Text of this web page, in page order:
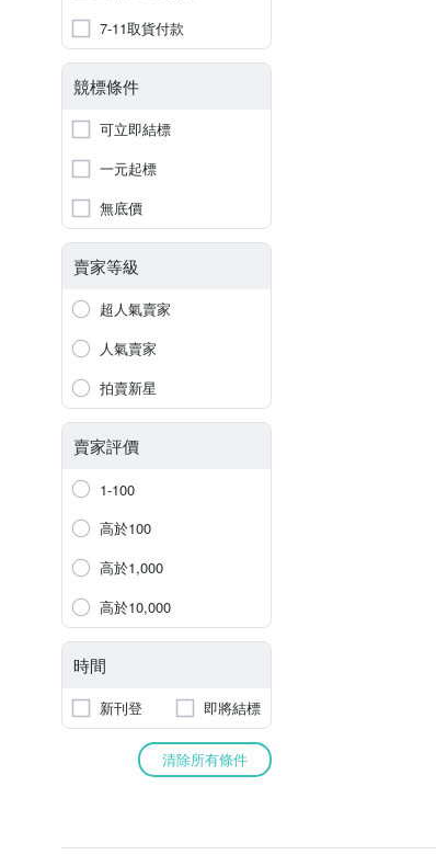
7-11取貨付款
競標條件
可立即結標
一元起標
無底價
賣家等級
超人氣賣家
人氣賣家
拍賣新星
賣家評價
1-100
高於100
高於1,000
高於10,000
時間
新刊登 即將結標
清除所有條件